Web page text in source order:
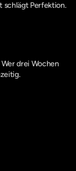
schlägt Perfektion.
drei Wochen